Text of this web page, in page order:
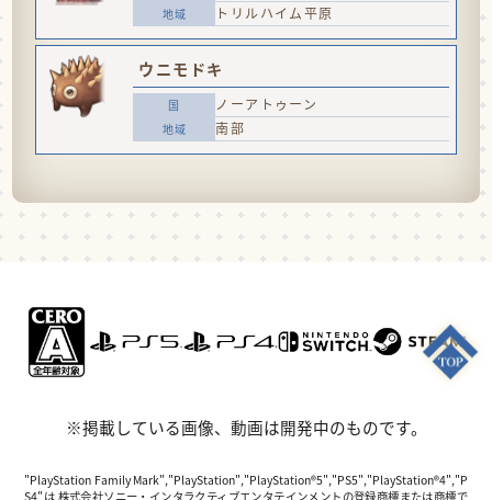
トリルハイム平原
ウニモドキ
ノーアトゥーン
南部
※掲載している画像、動画は開発中のものです。
"PlayStation Family Mark","PlayStation","PlayStation®5","PS5","PlayStation®4","P
S4"は 株式会社ソニー・インタラクティブエンタテインメントの登録商標または商標で